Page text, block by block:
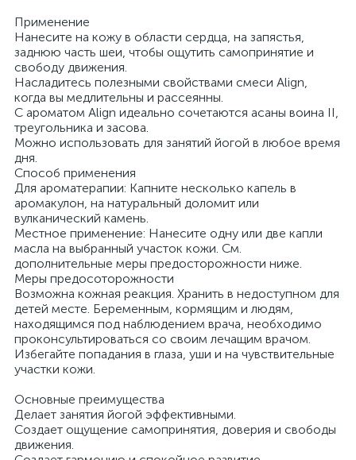
Применение
Нанесите на кожу в области сердца, на запястья,
заднюю часть шеи, чтобы ощутить самопринятие и
свободу движения.
Насладитесь полезными свойствами смеси Align,
когда вы медлительны и рассеянны.
С ароматом Align идеально сочетаются асаны воина II,
треугольника и засова.
Можно использовать для занятий йогой в любое время
дня.
Способ применения
Для ароматерапии: Капните несколько капель в
аромакулон, на натуральный доломит или
вулканический камень.
Местное применение: Нанесите одну или две капли
масла на выбранный участок кожи. См.
дополнительные меры предосторожности ниже.
Меры предосоторожности
Возможна кожная реакция. Хранить в недоступном для
детей месте. Беременным, кормящим и людям,
находящимся под наблюдением врача, необходимо
проконсультироваться со своим лечащим врачом.
Избегайте попадания в глаза, уши и на чувствительные
участки кожи.
Основные преимущества
Делает занятия йогой эффективными.
Создает ощущение самопринятия, доверия и свободы
движения.